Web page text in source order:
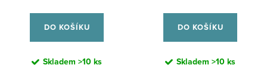
DO KOŠÍKU
Skladem >10 ks
DO KOŠÍKU
Skladem >10 ks